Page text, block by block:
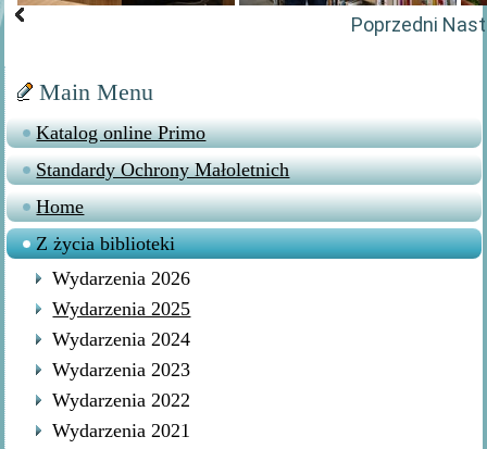
Poprzedni
Main Menu
Katalog online Primo
Standardy Ochrony Małoletnich
Home
Z życia biblioteki
Wydarzenia 2026
Wydarzenia 2025
Wydarzenia 2024
Wydarzenia 2023
Wydarzenia 2022
Wydarzenia 2021